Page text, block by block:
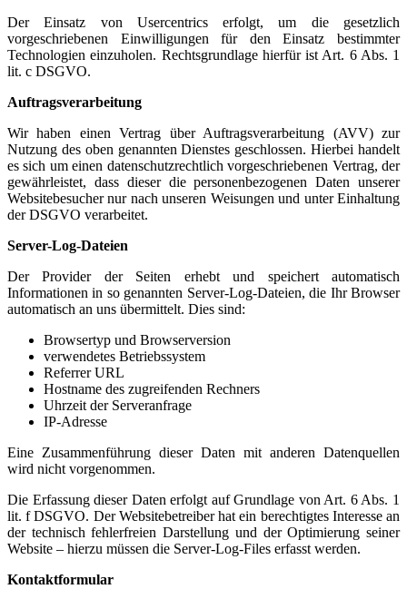
Der Einsatz von Usercentrics erfolgt, um die gesetzlich
vorgeschriebenen Einwilligungen für den Einsatz bestimmter
Technologien einzuholen. Rechtsgrundlage hierfür ist Art. 6 Abs. 1
lit. c DSGVO.
Auftragsverarbeitung
Wir haben einen Vertrag über Auftragsverarbeitung (AVV) zur
Nutzung des oben genannten Dienstes geschlossen. Hierbei handelt
es sich um einen datenschutzrechtlich vorgeschriebenen Vertrag, der
gewährleistet, dass dieser die personenbezogenen Daten unserer
Websitebesucher nur nach unseren Weisungen und unter Einhaltung
der DSGVO verarbeitet.
Server-Log-Dateien
Der Provider der Seiten erhebt und speichert automatisch
Informationen in so genannten Server-Log-Dateien, die Ihr Browser
automatisch an uns übermittelt. Dies sind:
Browsertyp und Browserversion
verwendetes Betriebssystem
Referrer URL
Hostname des zugreifenden Rechners
Uhrzeit der Serveranfrage
IP-Adresse
Eine Zusammenführung dieser Daten mit anderen Datenquellen
wird nicht vorgenommen.
Die Erfassung dieser Daten erfolgt auf Grundlage von Art. 6 Abs. 1
lit. f DSGVO. Der Websitebetreiber hat ein berechtigtes Interesse an
der technisch fehlerfreien Darstellung und der Optimierung seiner
Website – hierzu müssen die Server-Log-Files erfasst werden.
Kontaktformular